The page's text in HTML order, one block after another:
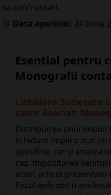
va confruntati.
Data aparitiei: 24 Iunie
Esential pentru
Monografii
Lichidare Societate
catre Asociat:
Distribuirea unui imobil
lichidare implica atat
specifice, cat si analiza
caz, impozitarea
acest articol prezentam
fiscal aplicabil